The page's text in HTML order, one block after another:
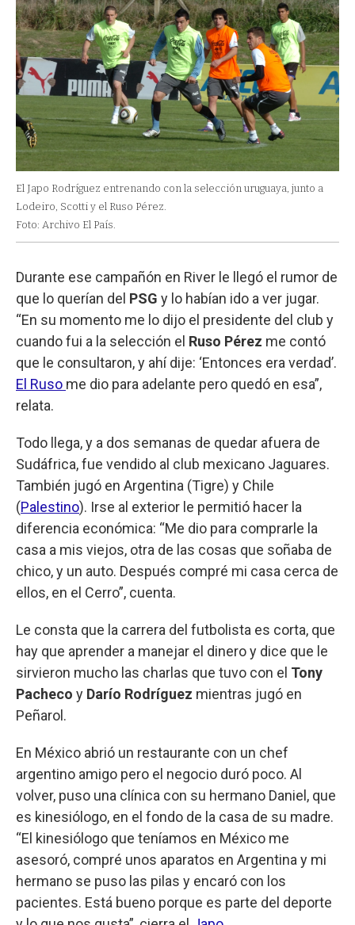
El Japo Rodríguez entrenando con la selección uruguaya, junto a
Lodeiro, Scotti y el Ruso Pérez.
Foto: Archivo El País.
Durante ese campañón en River le llegó el rumor de
que lo querían del PSG y lo habían ido a ver jugar.
“En su momento me lo dijo el presidente del club y
cuando fui a la selección el Ruso Pérez me contó
que le consultaron, y ahí dije: ‘Entonces era verdad’.
El Ruso me dio para adelante pero quedó en esa”,
relata.
Todo llega, y a dos semanas de quedar afuera de
Sudáfrica, fue vendido al club mexicano Jaguares.
También jugó en Argentina (Tigre) y Chile
(Palestino). Irse al exterior le permitió hacer la
diferencia económica: “Me dio para comprarle la
casa a mis viejos, otra de las cosas que soñaba de
chico, y un auto. Después compré mi casa cerca de
ellos, en el Cerro”, cuenta.
Le consta que la carrera del futbolista es corta, que
hay que aprender a manejar el dinero y dice que le
sirvieron mucho las charlas que tuvo con el Tony
Pacheco y Darío Rodríguez mientras jugó en
Peñarol.
En México abrió un restaurante con un chef
argentino amigo pero el negocio duró poco. Al
volver, puso una clínica con su hermano Daniel, que
es kinesiólogo, en el fondo de la casa de su madre.
“El kinesiólogo que teníamos en México me
asesoró, compré unos aparatos en Argentina y mi
hermano se puso las pilas y encaró con los
pacientes. Está bueno porque es parte del deporte